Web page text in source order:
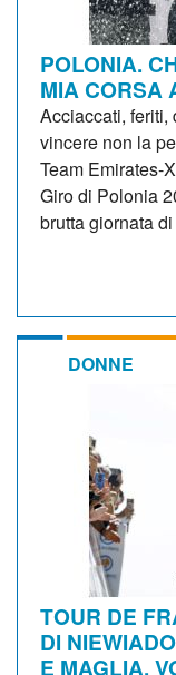
POLONIA.
MIA CORSA
Acciaccati,
vincere non la
Team Emirates-
Giro di Polonia
brutta giornata
DONNE
TOUR DE
DI
E MAGLIA.